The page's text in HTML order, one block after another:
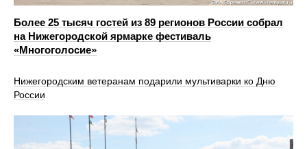
Более 25 тысяч гостей из 89 регионов России собрал
на Нижегородской ярмарке фестиваль
«Многоголосие»
Нижегородским ветеранам подарили мультиварки ко Дню
России